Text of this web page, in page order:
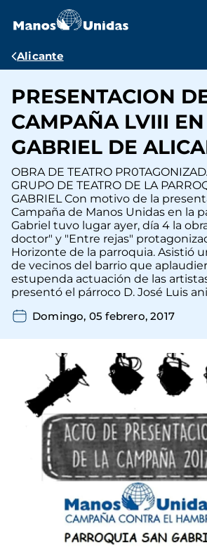
contenido
Ruta
navegación
Alicante
PRESENTACION
CAMPAÑA LVIII
GABRIEL DE
OBRA DE TEATRO
GRUPO DE TEATRO DE LA
GABRIEL Con motivo de la
Campaña de Manos Unidas en la
Gabriel tuvo lugar ayer, día 4 la
doctor" y "Entre rejas"
Horizonte de la parroquia. Asistió
de vecinos del barrio que
estupenda actuación de las
presentó el párroco D. José Luis
Domingo, 05 febrero, 2017